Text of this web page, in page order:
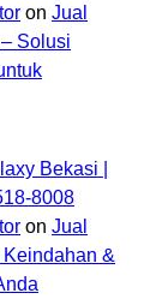
on Jual
Solusi
Bekasi |
8008
on Jual
Keindahan &